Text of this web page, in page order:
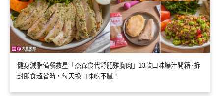
健身減脂備餐救星「杰森食代舒肥雞胸肉」13款口味爆汁開箱~拆
封即食超省時，每天換口味吃不膩！